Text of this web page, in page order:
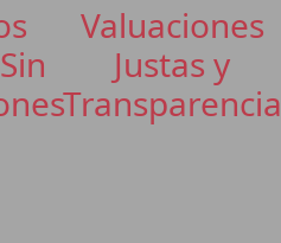
Valuaciones
Justas y
Transparencia